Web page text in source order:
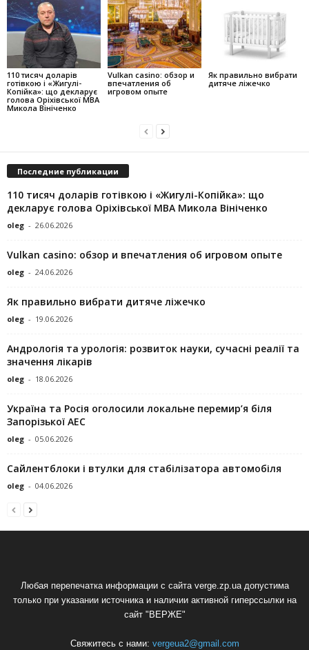
110 тисяч доларів
готівкою і «Жигулі-
Копійка»: що декларує
голова Оріхівської МВА
Микола Вініченко
Vulkan casino: обзор и
впечатления об
игровом опыте
Як правильно вибрати
дитяче ліжечко
Последние публикации
110 тисяч доларів готівкою і «Жигулі-Копійка»: що
декларує голова Оріхівської МВА Микола Вініченко
oleg - 26.06.2026
Vulkan casino: обзор и впечатления об игровом опыте
oleg - 24.06.2026
Як правильно вибрати дитяче ліжечко
oleg - 19.06.2026
Андрологія та урологія: розвиток науки, сучасні реалії та
значення лікарів
oleg - 18.06.2026
Україна та Росія оголосили локальне перемир’я біля
Запорізької АЕС
oleg - 05.06.2026
Сайлентблоки і втулки для стабілізатора автомобіля
oleg - 04.06.2026
Любая перепечатка информации с сайта verge.zp.ua допустима
только при указании источника и наличии активной гиперссылки на
сайт "ВЕРЖЕ"
Свяжитесь с нами: vergeua2@gmail.com